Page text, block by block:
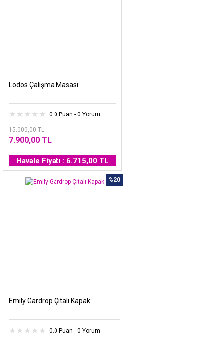
Lodos Çalışma Masası
0.0 Puan - 0 Yorum
15.000,00 TL
7.900,00 TL
Havale Fiyatı : 6.715,00 TL
%20
Emily Gardrop Çıtalı Kapak
0.0 Puan - 0 Yorum